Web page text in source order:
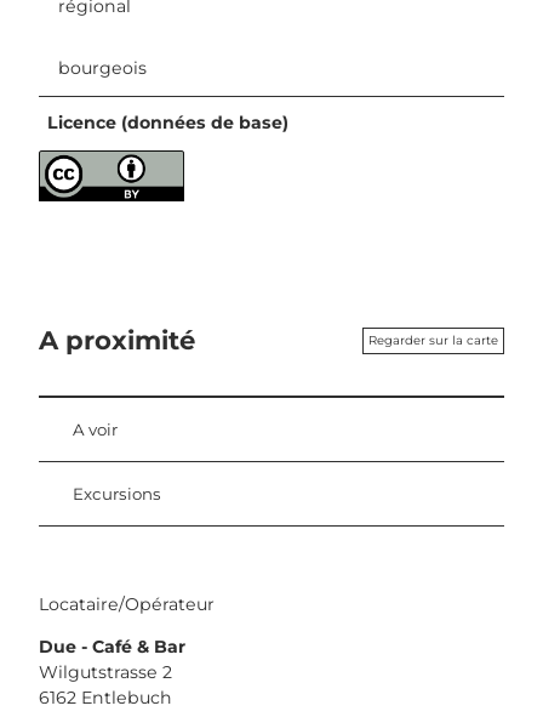
© UNESCO Biosphäre Entlebuch |
régional
bourgeois
Licence (données de base)
A proximité Regarder sur la carte
A voir
Excursions
Locataire/Opérateur
Due - Café & Bar
Wilgutstrasse 2
6162 Entlebuch